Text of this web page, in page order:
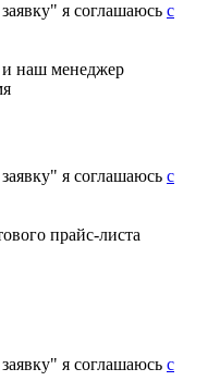
я соглашаюсь с
и наш менеджер
я соглашаюсь с
прайс-листа
я соглашаюсь с